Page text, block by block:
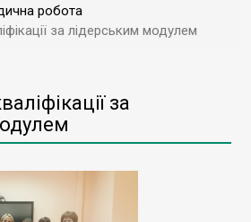
робота
за лідерським модулем
за